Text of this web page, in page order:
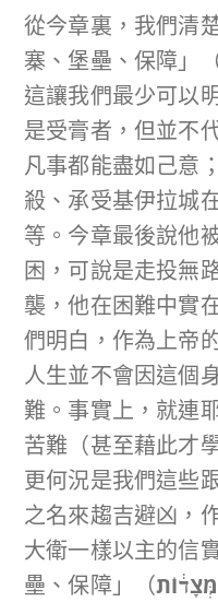
從今章裏，我們清
寨、堡壘、保障」
這讓我們最少可以
是受膏者，但並不
凡事都能盡如己意
殺、承受基伊拉城
等。今章最後說他
困，可說是走投無
襲，他在困難中實
們明白，作為上帝
人生並不會因這個
難。事實上，就連
苦難（甚至藉此才
更何況是我們這些
之名來趨吉避凶，
大衛一樣以主的信
壘、保障」（מְּצָד֔וֹת